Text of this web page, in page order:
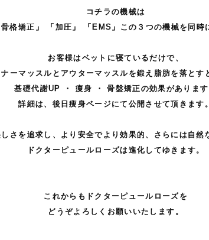
コチラの機械は
骨格矯正」 「加圧」 「EMS」この３つの機械を同時
お客様はベットに寝ているだけで、
ナーマッスルとアウターマッスルを鍛え脂肪を落とす
基礎代謝UP ・ 痩身 ・ 骨盤矯正の効果があります
詳細は、後日痩身ページにて公開させて頂きます。
さを追求し、より安全でより効果的、さらには自然
ドクターピュールローズは進化してゆきます。
これからもドクターピュールローズを
どうぞよろしくお願いいたします。